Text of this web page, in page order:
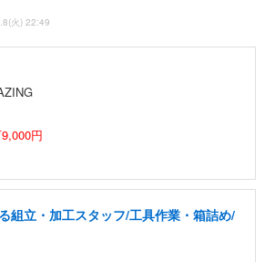
火) 22:49
円
組立・加工スタッフ/工具作業・箱詰め/